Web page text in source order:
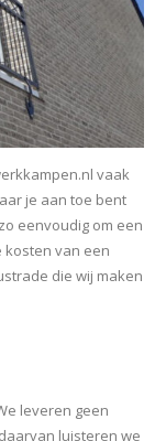
vaak
je aan toe bent
eenvoudig om een
kosten van een
die wij maken
leveren geen
luisteren we